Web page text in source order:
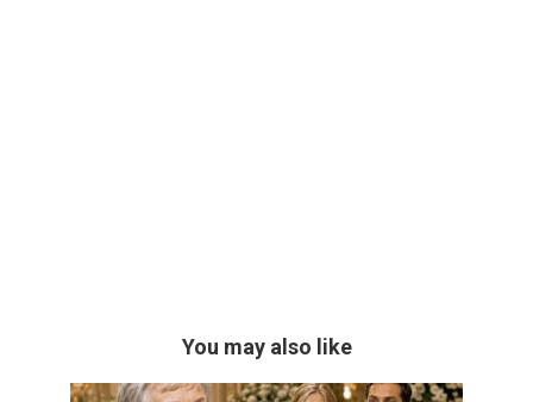
You may also like